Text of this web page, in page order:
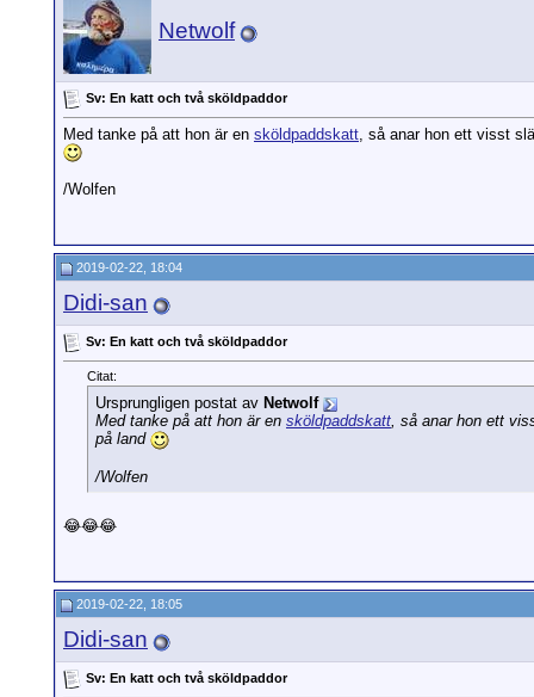
Netwolf
Sv: En katt och två sköldpaddor
Med tanke på att hon är en sköldpaddskatt, så anar hon ett visst
/Wolfen
2019-02-22, 18:04
Didi-san
Sv: En katt och två sköldpaddor
Citat:
Ursprungligen postat av Netwolf
Med tanke på att hon är en sköldpaddskatt, så anar hon ett
på land
/Wolfen
😂😂😂
2019-02-22, 18:05
Didi-san
Sv: En katt och två sköldpaddor